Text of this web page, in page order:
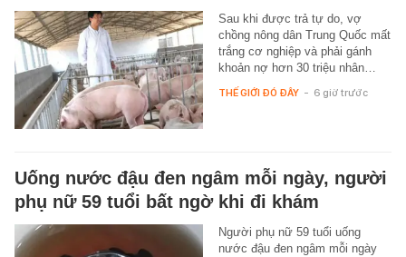
Sau khi được trả tự do, vợ
chồng nông dân Trung Quốc mất
trắng cơ nghiệp và phải gánh
khoản nợ hơn 30 triệu nhân…
THẾ GIỚI ĐÓ ĐÂY - 6 giờ trước
Uống nước đậu đen ngâm mỗi ngày, người
phụ nữ 59 tuổi bất ngờ khi đi khám
Người phụ nữ 59 tuổi uống
nước đậu đen ngâm mỗi ngày